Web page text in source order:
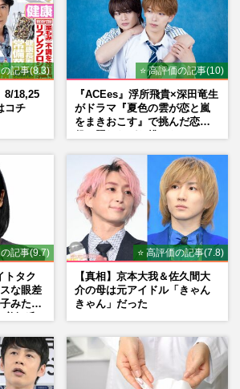
の記事(8.3)
8/18,25
コチ
⭐ 高評価の記事(10)
『ACEes』浮所飛貴×深田竜生
がドラマ『夏色の雲が恋と嵐
をまきおこす』で挑んだ恋人
の記事(9.7)
トタク
な眼差
みた
⭐ 高評価の記事(7.8)
【真相】京本大我＆佐久間大
介の母は元アイドル「きゃん
きゃん」だった